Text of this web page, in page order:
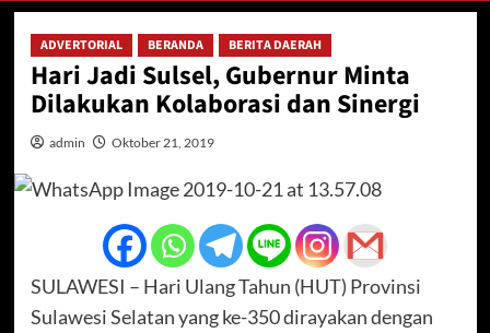
ADVERTORIAL BERANDA BERITA DAERAH
Hari Jadi Sulsel, Gubernur Minta
Dilakukan Kolaborasi dan Sinergi
admin Oktober 21, 2019
SULAWESI – Hari Ulang Tahun (HUT) Provinsi
Sulawesi Selatan yang ke-350 dirayakan dengan